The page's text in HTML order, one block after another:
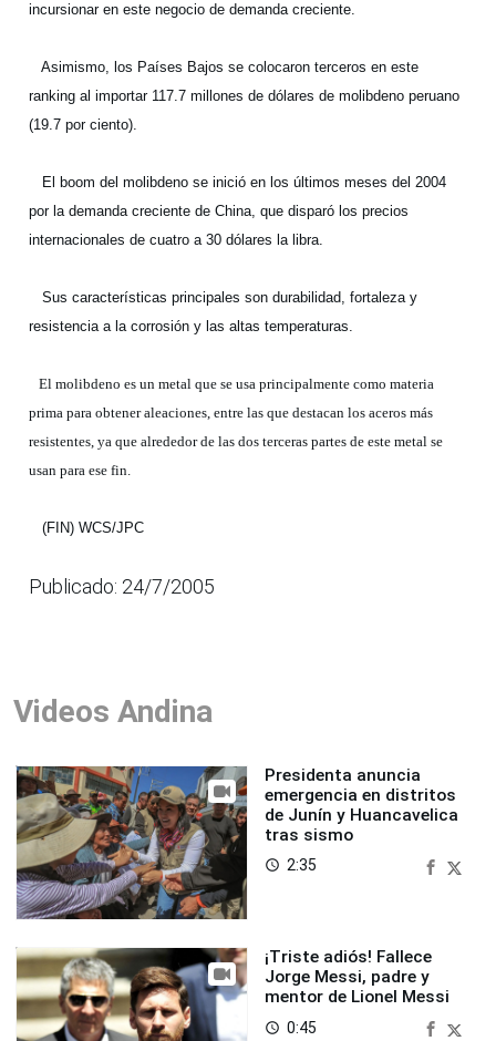
incursionar en este negocio de demanda creciente.
Asimismo, los Países Bajos se colocaron terceros en este
ranking al importar 117.7 millones de dólares de molibdeno peruano
(19.7 por ciento).
El boom del molibdeno se inició en los últimos meses del 2004
por la demanda creciente de China, que disparó los precios
internacionales de cuatro a 30 dólares la libra.
Sus características principales son durabilidad, fortaleza y
resistencia a la corrosión y las altas temperaturas.
El molibdeno es un metal que se usa principalmente como materia
prima para obtener aleaciones, entre las que destacan los aceros más
resistentes, ya que alrededor de las dos terceras partes de este metal se
usan para ese fin.
(FIN) WCS/JPC
Publicado: 24/7/2005
Videos Andina
Presidenta anuncia
emergencia en distritos
de Junín y Huancavelica
tras sismo
access_time 2:35
¡Triste adiós! Fallece
Jorge Messi, padre y
mentor de Lionel Messi
access_time 0:45